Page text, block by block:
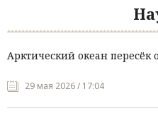
Арктический океан пересёк
29 мая 2026 / 17:04